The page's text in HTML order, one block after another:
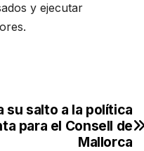
y ejecutar
su salto a la política
para el Consell de
Mallorca